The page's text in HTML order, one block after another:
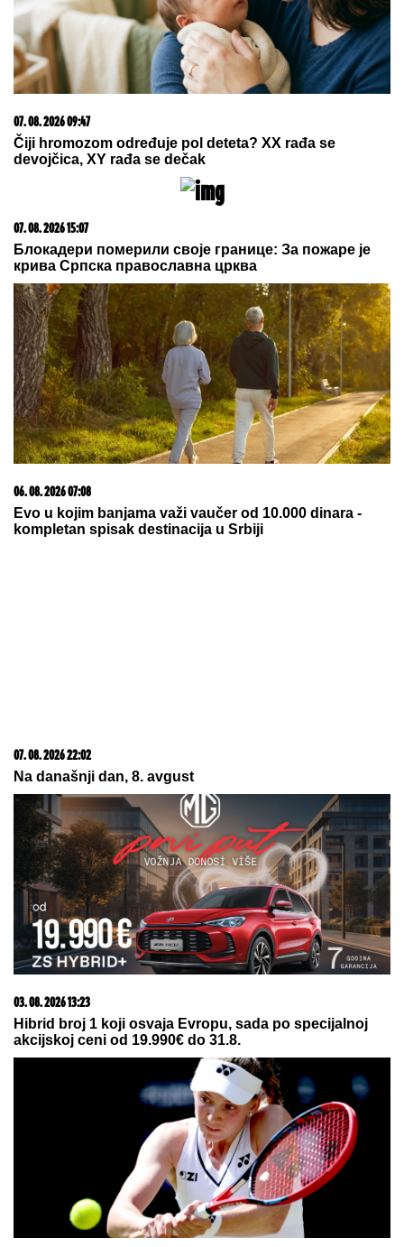
07. 08. 2026 09:47
Čiji hromozom određuje pol deteta? XX rađa se
devojčica, XY rađa se dečak
07. 08. 2026 15:07
Блокадери померили своје границе: За пожаре је
крива Српска православна црква
06. 08. 2026 07:08
Evo u kojim banjama važi vaučer od 10.000 dinara -
kompletan spisak destinacija u Srbiji
07. 08. 2026 22:02
Na današnji dan, 8. avgust
03. 08. 2026 13:23
Hibrid broj 1 koji osvaja Evropu, sada po specijalnoj
akcijskoj ceni od 19.990€ do 31.8.